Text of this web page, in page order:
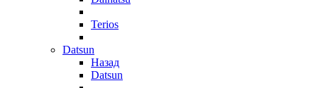
Terios
Datsun
Назад
Datsun